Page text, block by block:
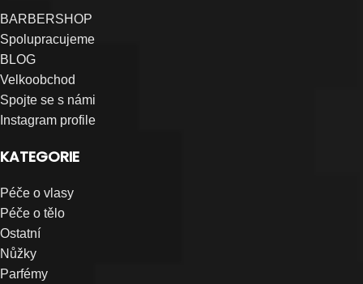
BARBERSHOP
Spolupracujeme
BLOG
Velkoobchod
Spojte se s námi
Instagram profile
KATEGORIE
Péče o vlasy
Péče o tělo
Ostatní
Nůžky
Parfémy